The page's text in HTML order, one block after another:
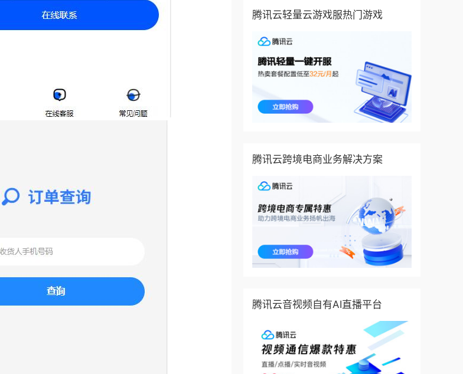
腾讯云轻量云游戏服热门游戏
腾讯云跨境电商业务解决方案
腾讯云音视频自有AI直播平台